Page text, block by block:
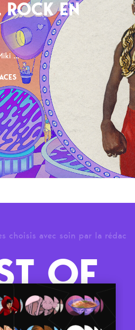
ROCK EN
...
choisis avec soin par la rédac
OF